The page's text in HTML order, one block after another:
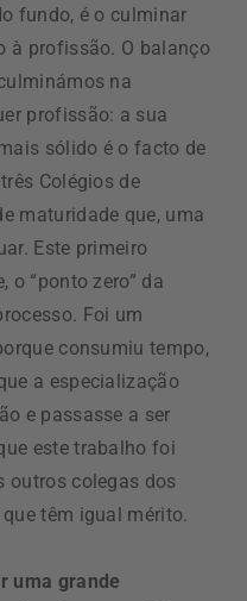
fundo, é o culminar
à profissão. O balanço
na
profissão: a sua
sólido é o facto de
Colégios de
maturidade que, uma
Este primeiro
o “ponto zero” da
Foi um
consumiu tempo,
a especialização
e passasse a ser
este trabalho foi
outros colegas dos
têm igual mérito.
uma grande